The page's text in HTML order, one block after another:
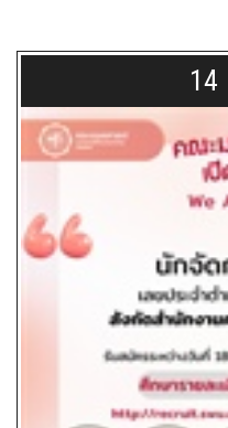
14